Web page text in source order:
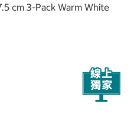
cm 3-Pack Warm White